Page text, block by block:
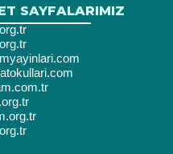
SAYFALARIMIZ